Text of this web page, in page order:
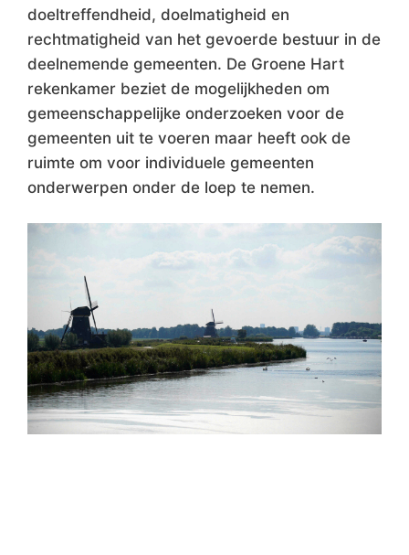
doeltreffendheid, doelmatigheid en
rechtmatigheid van het gevoerde bestuur in de
deelnemende gemeenten. De Groene Hart
rekenkamer beziet de mogelijkheden om
gemeenschappelijke onderzoeken voor de
gemeenten uit te voeren maar heeft ook de
ruimte om voor individuele gemeenten
onderwerpen onder de loep te nemen.